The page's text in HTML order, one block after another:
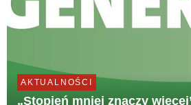
AKTUALNOŚCI
„Stopień mniej znaczy